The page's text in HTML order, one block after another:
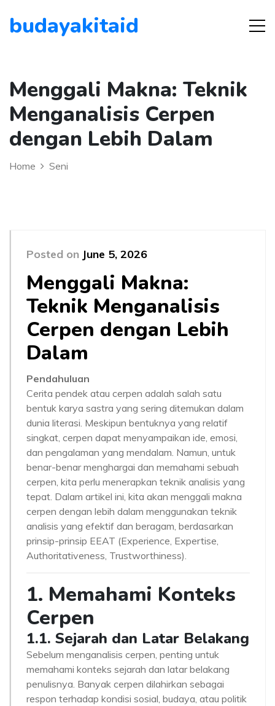
budayakitaid
Menggali Makna: Teknik
Menganalisis Cerpen
dengan Lebih Dalam
Home Seni
Posted on June 5, 2026
Menggali Makna:
Teknik Menganalisis
Cerpen dengan Lebih
Dalam
Pendahuluan
Cerita pendek atau cerpen adalah salah satu
bentuk karya sastra yang sering ditemukan dalam
dunia literasi. Meskipun bentuknya yang relatif
singkat, cerpen dapat menyampaikan ide, emosi,
dan pengalaman yang mendalam. Namun, untuk
benar-benar menghargai dan memahami sebuah
cerpen, kita perlu menerapkan teknik analisis yang
tepat. Dalam artikel ini, kita akan menggali makna
cerpen dengan lebih dalam menggunakan teknik
analisis yang efektif dan beragam, berdasarkan
prinsip-prinsip EEAT (Experience, Expertise,
Authoritativeness, Trustworthiness).
1. Memahami Konteks
Cerpen
1.1. Sejarah dan Latar Belakang
Sebelum menganalisis cerpen, penting untuk
memahami konteks sejarah dan latar belakang
penulisnya. Banyak cerpen dilahirkan sebagai
respon terhadap kondisi sosial, budaya, atau politik